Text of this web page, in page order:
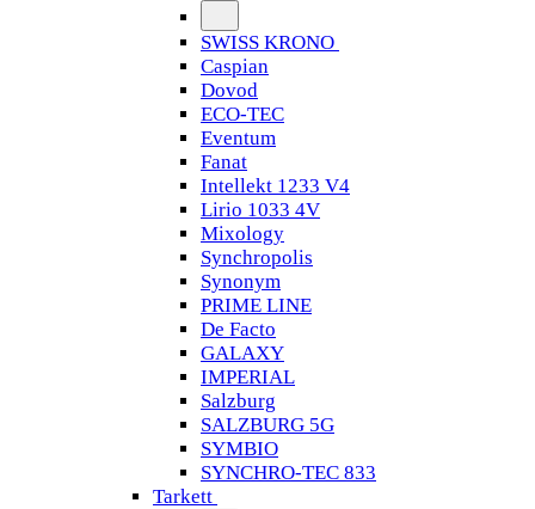
SWISS KRONO
Caspian
Dovod
ECO-TEC
Eventum
Fanat
Intellekt 1233 V4
Lirio 1033 4V
Mixology
Synchropolis
Synonym
PRIME LINE
De Facto
GALAXY
IMPERIAL
Salzburg
SALZBURG 5G
SYMBIO
SYNCHRO-TEC 833
Tarkett